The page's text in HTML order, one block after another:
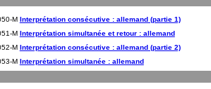
M Interprétation consécutive : allemand (partie 1)
M Interprétation simultanée et retour : allemand
M Interprétation consécutive : allemand (partie 2)
M Interprétation simultanée : allemand